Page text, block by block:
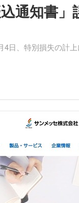
通知書
日、特別損失の計上